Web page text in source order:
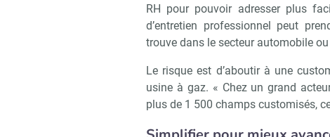
RH pour pouvoir adresser plus
d’entretien professionnel peut
trouve dans le secteur automobile
Le risque est d’aboutir à une
usine à gaz. « Chez un grand
plus de 1 500 champs customisés,